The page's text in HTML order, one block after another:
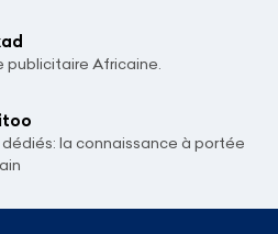
publicitaire Africaine.
la connaissance à portée